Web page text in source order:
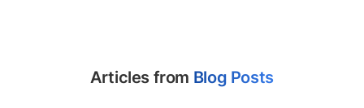
Articles from Blog Posts